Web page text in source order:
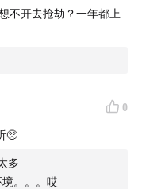
不开去抢劫？一年都上
0
🥺
多
。。。哎